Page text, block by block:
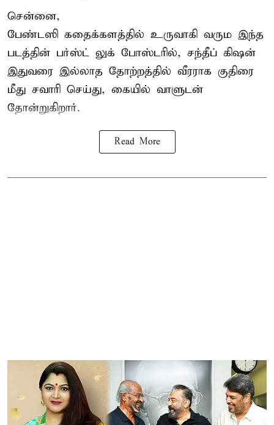
சென்னை,
பேண்டஸி கதைக்களத்தில் உருவாகி வரும இந்த
படத்தின் பர்ஸ்ட் லுக் போஸ்டரில், சந்தீப் கிஷன்
இதுவரை இல்லாத தோற்றத்தில் வீரராக குதிரை
மீது சவாரி செய்து, கையில் வாளுடன்
தோன்றுகிறார்.
Read More